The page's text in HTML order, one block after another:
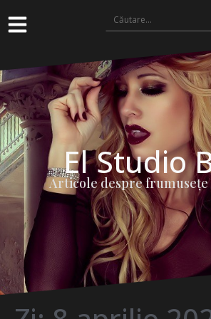
El Studio
Articole despre